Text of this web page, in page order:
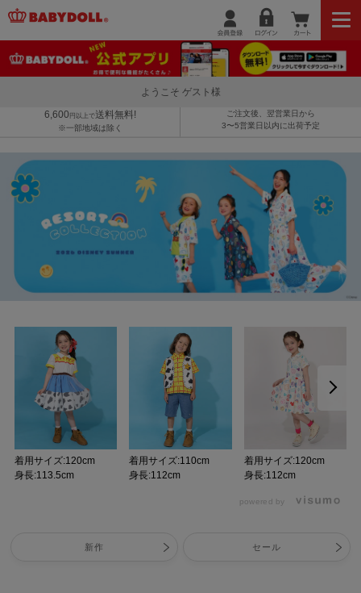
ようこそ ゲスト様
6,600 円以上で送料無料!
※一部地域は除く
ご注文後、翌営業日から
3〜5営業日以内に出荷予定
着用サイズ:120cm
身長:113.5cm
着用サイズ:110cm
身長:112cm
着用サイズ:120cm
身長:112cm
powered by
新作 セール